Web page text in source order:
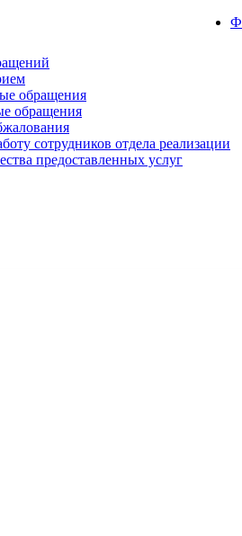
обращения
обращения
сотрудников отдела реализации
предоставленных услуг